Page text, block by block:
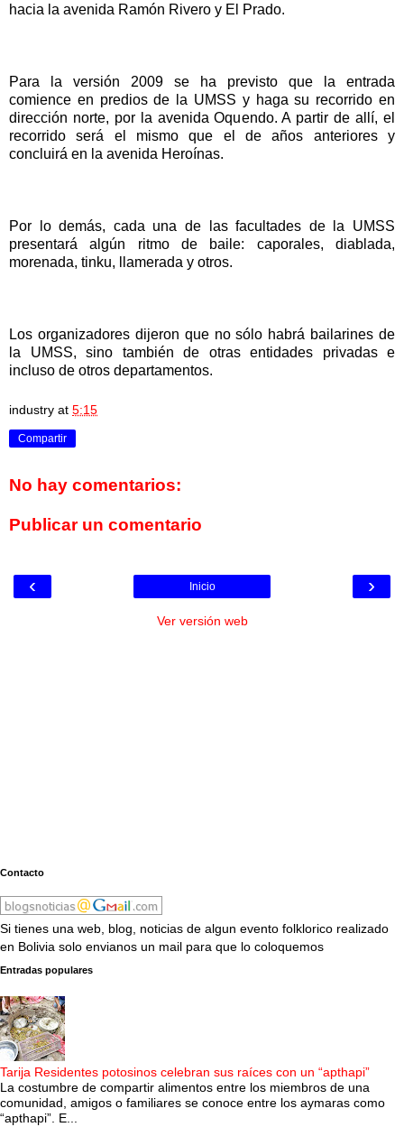
hacia la avenida Ramón Rivero y El Prado.
Para la versión 2009 se ha previsto que la entrada
comience en predios de la UMSS y haga su recorrido en
dirección norte, por la avenida Oquendo. A partir de allí, el
recorrido será el mismo que el de años anteriores y
concluirá en la avenida Heroínas.
Por lo demás, cada una de las facultades de la UMSS
presentará algún ritmo de baile: caporales, diablada,
morenada, tinku, llamerada y otros.
Los organizadores dijeron que no sólo habrá bailarines de
la UMSS, sino también de otras entidades privadas e
incluso de otros departamentos.
industry at 5:15
Compartir
No hay comentarios:
Publicar un comentario
‹ ›
Inicio
Ver versión web
Contacto
Si tienes una web, blog, noticias de algun evento folklorico realizado
en Bolivia solo envianos un mail para que lo coloquemos
Entradas populares
Tarija Residentes potosinos celebran sus raíces con un “apthapi”
La costumbre de compartir alimentos entre los miembros de una
comunidad, amigos o familiares se conoce entre los aymaras como
“apthapi”. E...